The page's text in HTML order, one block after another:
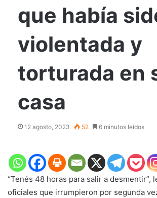
que había
violentada y
torturada en
casa
12 agosto, 2023 52 6 minutos leídos
“Tenés 48 horas para salir a desmentir”,
oficiales que irrumpieron por segunda